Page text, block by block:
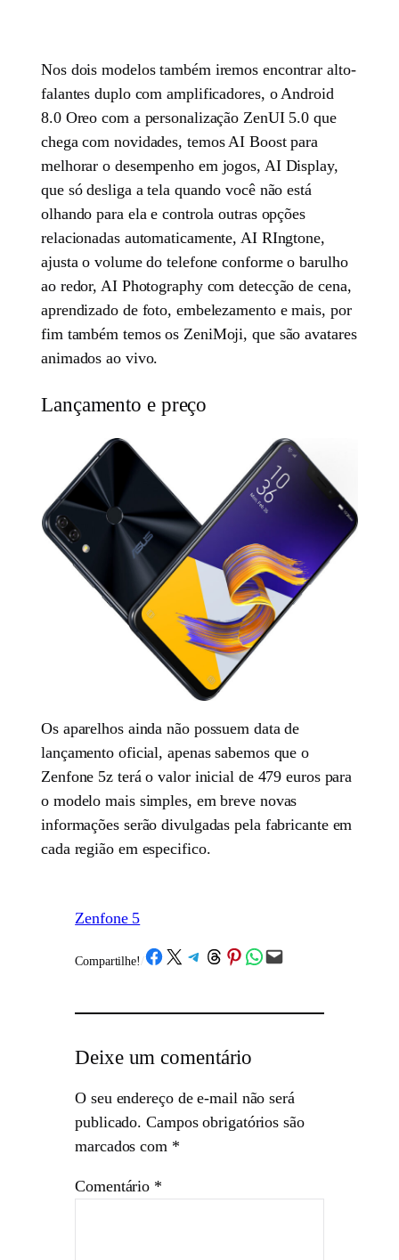
Nos dois modelos também iremos encontrar alto-
falantes duplo com amplificadores, o Android
8.0 Oreo com a personalização ZenUI 5.0 que
chega com novidades, temos AI Boost para
melhorar o desempenho em jogos, AI Display,
que só desliga a tela quando você não está
olhando para ela e controla outras opções
relacionadas automaticamente, AI RIngtone,
ajusta o volume do telefone conforme o barulho
ao redor, AI Photography com detecção de cena,
aprendizado de foto, embelezamento e mais, por
fim também temos os ZeniMoji, que são avatares
animados ao vivo.
Lançamento e preço
Os aparelhos ainda não possuem data de
lançamento oficial, apenas sabemos que o
Zenfone 5z terá o valor inicial de 479 euros para
o modelo mais simples, em breve novas
informações serão divulgadas pela fabricante em
cada região em especifico.
Zenfone 5
Compartilhe! /Share on Facebook
Share on X Share on Telegram
Share on Threads
Share on Pinterest
Share on WhatsApp
Email this Page
Deixe um comentário
O seu endereço de e-mail não será
publicado. Campos obrigatórios são
marcados com *
Comentário *